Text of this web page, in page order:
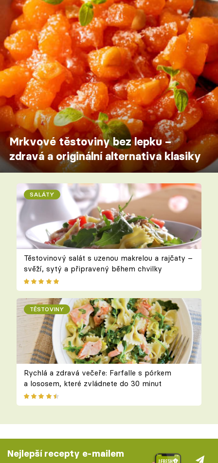
Mrkvové těstoviny bez lepku –
zdravá a originální alternativa klasiky
SALÁTY
Těstovinový salát s uzenou makrelou a rajčaty –
svěží, sytý a připravený během chvilky
TĚSTOVINY
Rychlá a zdravá večeře: Farfalle s pórkem
a lososem, které zvládnete do 30 minut
Nejlepší recepty e-mailem